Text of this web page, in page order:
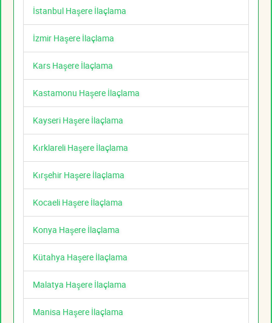
İstanbul Haşere İlaçlama
İzmir Haşere İlaçlama
Kars Haşere İlaçlama
Kastamonu Haşere İlaçlama
Kayseri Haşere İlaçlama
Kırklareli Haşere İlaçlama
Kırşehir Haşere İlaçlama
Kocaeli Haşere İlaçlama
Konya Haşere İlaçlama
Kütahya Haşere İlaçlama
Malatya Haşere İlaçlama
Manisa Haşere İlaçlama